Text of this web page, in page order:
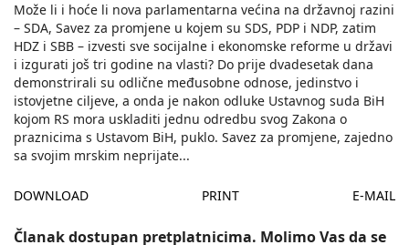
Može li i hoće li nova parlamentarna većina na državnoj razini
– SDA, Savez za promjene u kojem su SDS, PDP i NDP, zatim
HDZ i SBB – izvesti sve socijalne i ekonomske reforme u državi
i izgurati još tri godine na vlasti? Do prije dvadesetak dana
demonstrirali su odlične međusobne odnose, jedinstvo i
istovjetne ciljeve, a onda je nakon odluke Ustavnog suda BiH
kojom RS mora uskladiti jednu odredbu svog Zakona o
praznicima s Ustavom BiH, puklo. Savez za promjene, zajedno
sa svojim mrskim neprijate...
DOWNLOAD PRINT E-MAIL
Članak dostupan pretplatnicima. Molimo Vas da se